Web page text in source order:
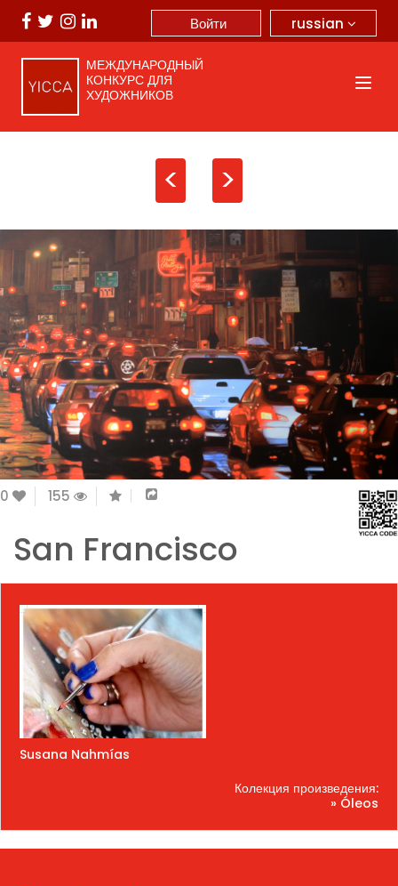
russian
Войти
МЕЖДУНАРОДНЫЙ
КОНКУРС ДЛЯ
ХУДОЖНИКОВ
< >
0 155
San Francisco
Susana Nahmías
Колекция произведения:
» Óleos